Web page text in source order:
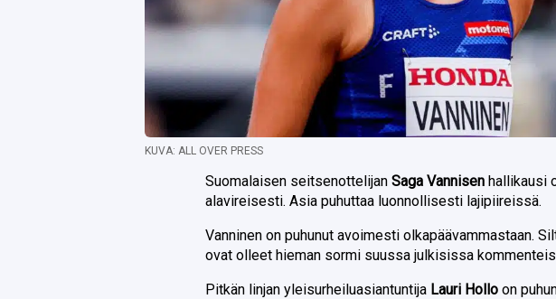
KUVA: ALL OVER PRESS
Suomalaisen seitsenottelijanSaga Vannisen hallikausi
alavireisesti. Asia puhuttaa luonnollisesti lajipiireissä.
Vanninen on puhunut avoimesti olkapäävammastaan.
ovat olleet hieman sormi suussa julkisissa
Pitkän linjan yleisurheiluasiantuntija Lauri Hollo on